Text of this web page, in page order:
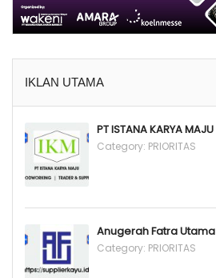
IKLAN UTAMA
PT ISTANA KARYA MAJU
Category: PRIORITAS
Anugerah Fatra Utama
Category: PRIORITAS